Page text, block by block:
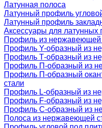
Латунная полоса
Латунный профиль
Латунный профиль
Аксессуары для латунных
Профиль из нержавеющей
Профиль Y-образный из
Профиль Т-образный из
Профиль П-образный из
Профиль П-образный
стали
Профиль L-образный из
Профиль F-образный из
Профиль C-образный из
Полоса из нержавеющей